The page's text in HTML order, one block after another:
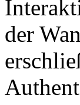
der